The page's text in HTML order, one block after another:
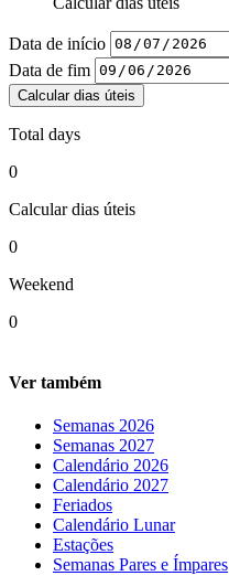
Data de início
Data de fim
Calcular dias úteis
Total days
0
Calcular dias úteis
0
Weekend
0
Ver também
Semanas 2026
Semanas 2027
Calendário 2026
Calendário 2027
Feriados
Calendário Lunar
Estações
Semanas Pares e Ímpares